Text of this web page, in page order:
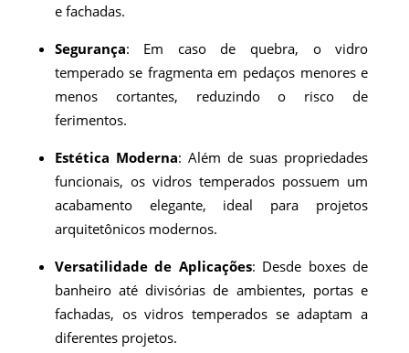
e fachadas.
Segurança: Em caso de quebra, o vidro
temperado se fragmenta em pedaços menores e
menos cortantes, reduzindo o risco de
ferimentos.
Estética Moderna: Além de suas propriedades
funcionais, os vidros temperados possuem um
acabamento elegante, ideal para projetos
arquitetônicos modernos.
Versatilidade de Aplicações: Desde boxes de
banheiro até divisórias de ambientes, portas e
fachadas, os vidros temperados se adaptam a
diferentes projetos.